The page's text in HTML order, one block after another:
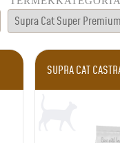
SUPRA CAT